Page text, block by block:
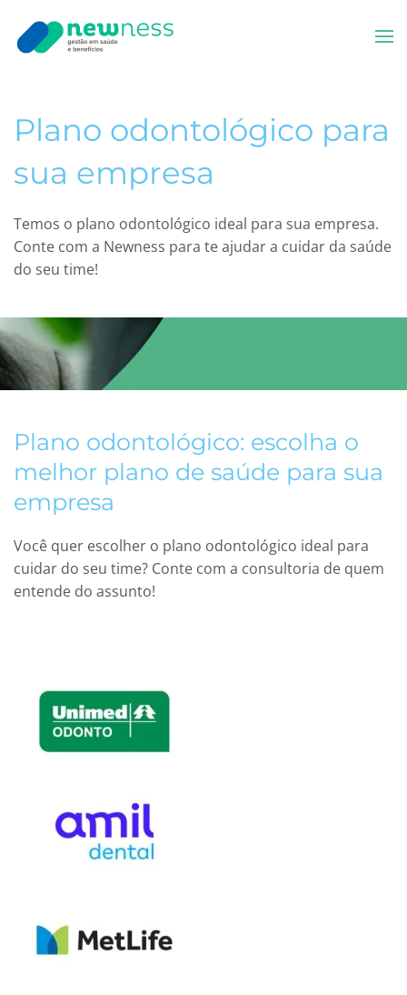
Skip to main content
Plano odontológico para
sua empresa
Temos o plano odontológico ideal para sua empresa.
Conte com a Newness para te ajudar a cuidar da saúde
do seu time!
Plano odontológico: escolha o
melhor plano de saúde para sua
empresa
Você quer escolher o plano odontológico ideal para
cuidar do seu time? Conte com a consultoria de quem
entende do assunto!